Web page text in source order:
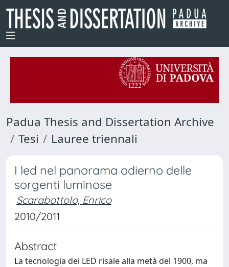
Padua Thesis and Dissertation Archive
Tesi
Lauree triennali
I led nel panorama odierno delle
sorgenti luminose
Scarabottolo, Enrico
2010/2011
Abstract
La tecnologia dei LED risale alla metà del 1900, ma